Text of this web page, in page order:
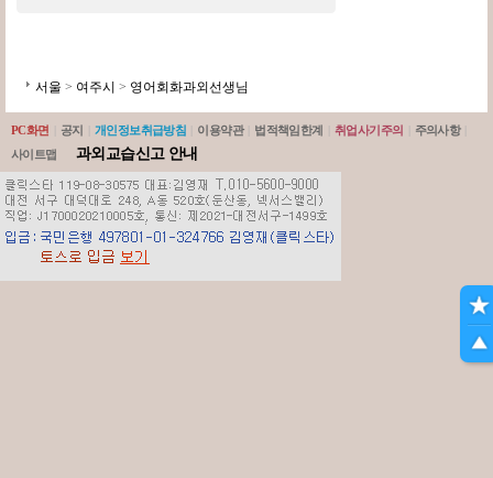
서울 > 여주시 > 영어회화과외선생님
PC화면 공지 개인정보취급방침 이용약관 법적책임한계 취업사기주의 주의사항
사이트맵
과외교습신고 안내